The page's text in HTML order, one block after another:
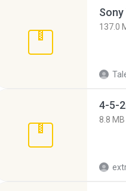
137.0
4-5-
8.8 MB